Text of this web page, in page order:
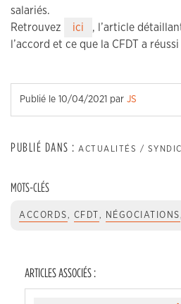
salariés.
Retrouvez
ici
, l’article
l’accord et ce que la CFDT a
Publié le 10/04/2021 par JS
PUBLIÉ DANS : ACTUALITÉS /
MOTS-CLÉS
ACCORDS , CFDT , NÉGOCIATIONS
ARTICLES ASSOCIÉS :